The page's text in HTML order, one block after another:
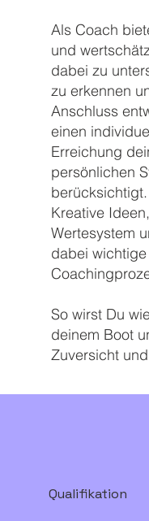
Als Coach
und
dabei zu
zu erkennen
Anschluss
einen
Erreichung
persönlichen
berücksichtigt.
Kreative
Wertesystem
dabei
So wirst Du
deinem Boot
Zuversicht
Qualifikation